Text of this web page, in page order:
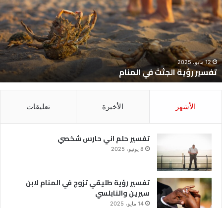
في
المنام
12 مايو، 2025
تفسير رؤية الجثث في المنام
الأشهر الأخيرة تعليقات
تفسير حلم اني حارس شخصي
8 يونيو، 2025
تفسير رؤية طليقي تزوج في المنام لابن
سيرين والنابلسي
14 مايو، 2025